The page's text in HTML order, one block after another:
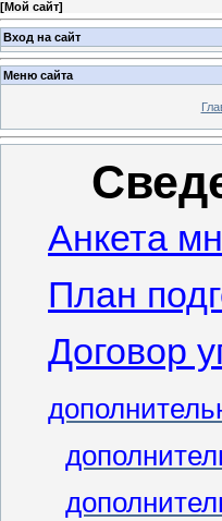
[Мой сайт]
Вход на сайт
Меню сайта
Анкета
План
Договор